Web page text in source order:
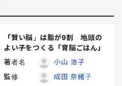
「賢い脳」は脂が9割 地頭の
よい子をつくる「育脳ごはん」
著者名
小山 浩子
監修
成田 奈緒子